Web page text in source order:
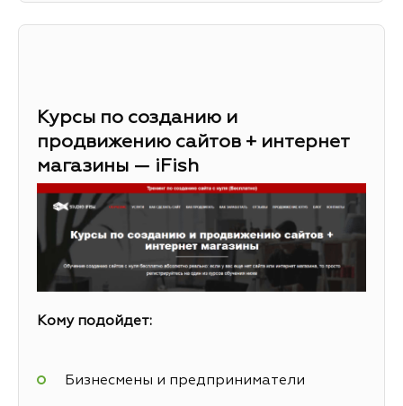
Курсы по созданию и
продвижению сайтов + интернет
магазины — iFish
Кому подойдет:
Бизнесмены и предприниматели